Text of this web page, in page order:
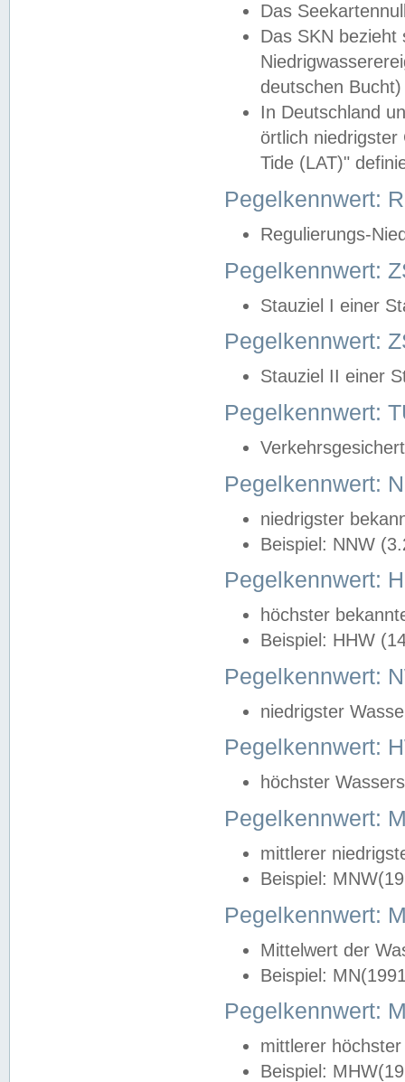
Das
Das SKN
deutschen
In Deutschland
örtlich
Tide (LAT)"
Pegelkennwert:
Regulierungs-
Pegelkennwert:
Stauziel I einer
Pegelkennwert:
Stauziel II einer
Pegelkennwert:
Pegelkennwert:
niedrigster
Beispiel: NNW
Pegelkennwert:
höchster
Beispiel: HHW
Pegelkennwert:
niedrigster
Pegelkennwert:
höchster
Pegelkennwert:
mittlerer
Beispiel:
Pegelkennwert:
Mittelwert der
Beispiel:
Pegelkennwert:
mittlerer
Beispiel: